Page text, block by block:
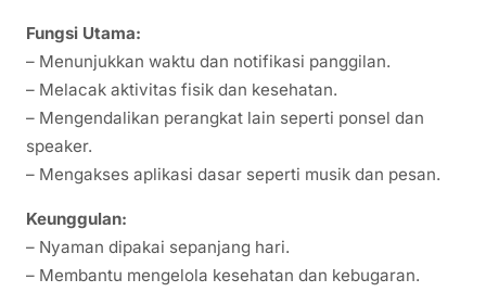
Fungsi Utama:
– Menunjukkan waktu dan notifikasi panggilan.
– Melacak aktivitas fisik dan kesehatan.
– Mengendalikan perangkat lain seperti ponsel dan
speaker.
– Mengakses aplikasi dasar seperti musik dan pesan.
Keunggulan:
– Nyaman dipakai sepanjang hari.
– Membantu mengelola kesehatan dan kebugaran.